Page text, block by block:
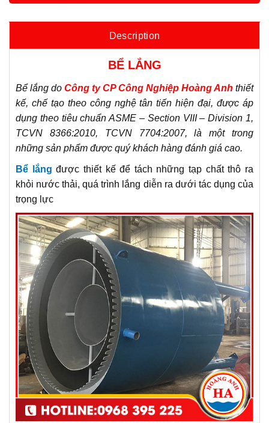
Description
BỂ LẮNG
Bể lắng do Công ty CP Công Nghiệp Hoàng Anh thiết
kế, chế tạo theo công nghệ tân tiến hiện đại, được áp
dụng theo tiêu chuẩn ASME – Section VIII – Division 1,
TCVN 8366:2010, TCVN 7704:2007, là một trong
những sản phẩm được quý khách hàng đánh giá cao.
Bể lắng được thiết kế để tách những tạp chất thô ra
khỏi nước thải, quá trình lắng diễn ra dưới tác dụng của
trọng lực